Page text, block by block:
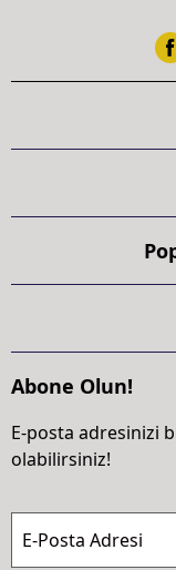
Abone Olun!
E-posta adresinizi
olabilirsiniz!
E-Posta Adresi